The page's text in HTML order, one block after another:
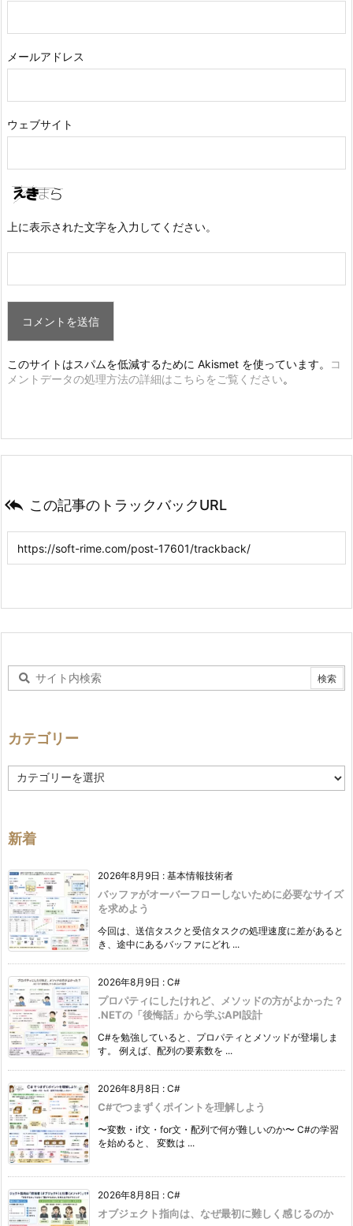
メールアドレス
ウェブサイト
上に表示された文字を入力してください。
このサイトはスパムを低減するために Akismet を使っています。
コ
メントデータの処理方法の詳細はこちらをご覧ください。
 この記事のトラックバックURL
カテゴリー
テ
ー
新着
2026年8月9日 : 基本情報技術者
バッファがオーバーフローしないために必要なサイズ
を求めよう
今回は、送信タスクと受信タスクの処理速度に差があると
き、途中にあるバッファにどれ ...
2026年8月9日 : C#
プロパティにしたけれど、メソッドの方がよかった？
.NETの「後悔話」から学ぶAPI設計
C#を勉強していると、プロパティとメソッドが登場しま
す。 例えば、配列の要素数を ...
2026年8月8日 : C#
C#でつまずくポイントを理解しよう
〜変数・if文・for文・配列で何が難しいのか〜 C#の学習
を始めると、 変数は ...
2026年8月8日 : C#
オブジェクト指向は、なぜ最初に難しく感じるのか